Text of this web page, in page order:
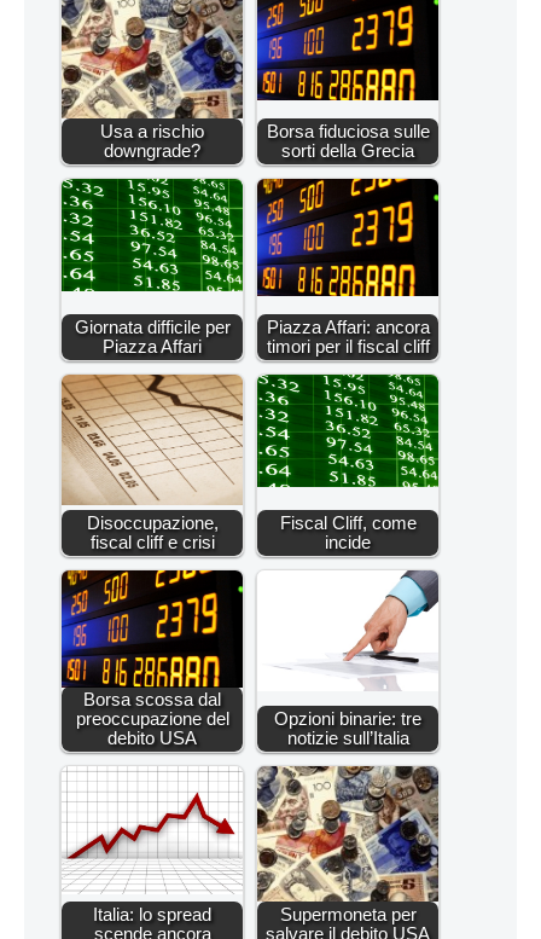
Usa a rischio
downgrade?
Borsa fiduciosa sulle
sorti della Grecia
Giornata difficile per
Piazza Affari
Piazza Affari: ancora
timori per il fiscal cliff
Disoccupazione,
fiscal cliff e crisi
Fiscal Cliff, come
incide
Borsa scossa dal
preoccupazione del
debito USA
Opzioni binarie: tre
notizie sull’Italia
Italia: lo spread
scende ancora
Supermoneta per
salvare il debito USA